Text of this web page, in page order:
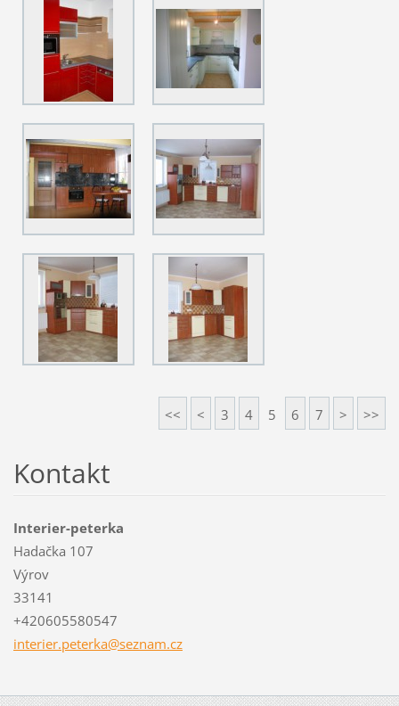
<< < 3 4 5 6 7 > >>
Kontakt
Interier-peterka
Hadačka 107
Výrov
33141
+420605580547
interier.peterka@seznam.cz